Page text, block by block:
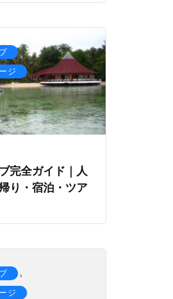
,
ジ
完全ガイド｜人
り・宿泊・ツア
,
ジ